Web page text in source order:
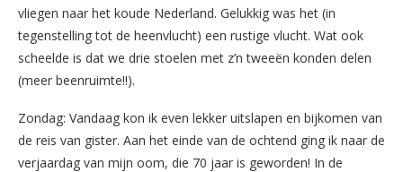
vliegen naar het koude Nederland. Gelukkig was het (in
tegenstelling tot de heenvlucht) een rustige vlucht. Wat ook
scheelde is dat we drie stoelen met z’n tweeën konden delen
(meer beenruimte!!).
Zondag: Vandaag kon ik even lekker uitslapen en bijkomen van
de reis van gister. Aan het einde van de ochtend ging ik naar de
verjaardag van mijn oom, die 70 jaar is geworden! In de